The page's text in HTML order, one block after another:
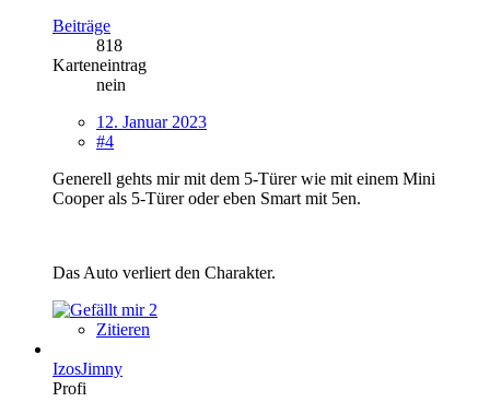
Beiträge
818
Karteneintrag
nein
12. Januar 2023
#4
Generell gehts mir mit dem 5-Türer wie mit einem Mini
Cooper als 5-Türer oder eben Smart mit 5en.
Das Auto verliert den Charakter.
2
Zitieren
IzosJimny
Profi